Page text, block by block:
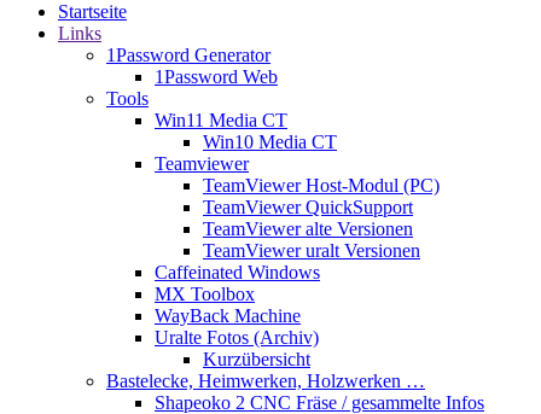
Startseite
Links
1Password Generator
1Password Web
Tools
Win11 Media CT
Win10 Media CT
Teamviewer
TeamViewer Host-Modul (PC)
TeamViewer QuickSupport
TeamViewer alte Versionen
TeamViewer uralt Versionen
Caffeinated Windows
MX Toolbox
WayBack Machine
Uralte Fotos (Archiv)
Kurzübersicht
Bastelecke, Heimwerken, Holzwerken …
Shapeoko 2 CNC Fräse / gesammelte Infos